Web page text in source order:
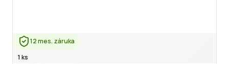
12 mes. záruka
1 ks